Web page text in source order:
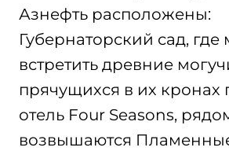
Азнефть расположены:
Губернаторский сад,
встретить древние
прячущихся в их кронах
отель Four Seasons,
возвышаются